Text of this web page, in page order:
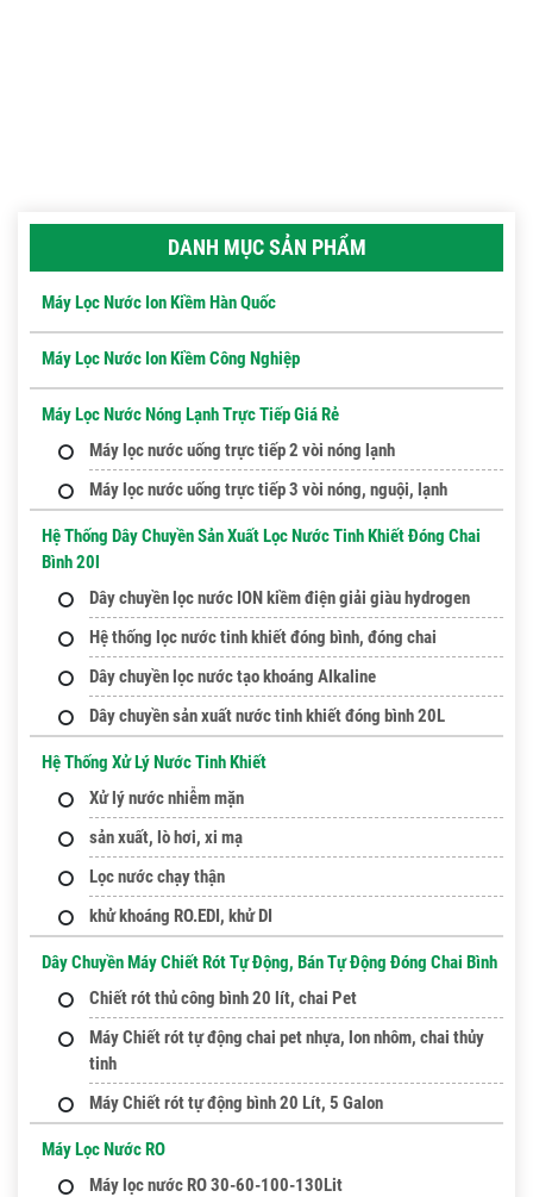
DANH MỤC SẢN PHẨM
Máy Lọc Nước Ion Kiềm Hàn Quốc
Máy Lọc Nước Ion Kiềm Công Nghiệp
Máy Lọc Nước Nóng Lạnh Trực Tiếp Giá Rẻ
Máy lọc nước uống trực tiếp 2 vòi nóng lạnh
Máy lọc nước uống trực tiếp 3 vòi nóng, nguội, lạnh
Hệ Thống Dây Chuyền Sản Xuất Lọc Nước Tinh Khiết Đóng Chai
Bình 20l
Dây chuyền lọc nước ION kiềm điện giải giàu hydrogen
Hệ thống lọc nước tinh khiết đóng bình, đóng chai
Dây chuyền lọc nước tạo khoáng Alkaline
Dây chuyền sản xuất nước tinh khiết đóng bình 20L
Hệ Thống Xử Lý Nước Tinh Khiết
Xử lý nước nhiễm mặn
sản xuất, lò hơi, xi mạ
Lọc nước chạy thận
khử khoáng RO.EDI, khử DI
Dây Chuyền Máy Chiết Rót Tự Động, Bán Tự Động Đóng Chai Bình
Chiết rót thủ công bình 20 lít, chai Pet
Máy Chiết rót tự động chai pet nhựa, lon nhôm, chai thủy
tinh
Máy Chiết rót tự động bình 20 Lít, 5 Galon
Máy Lọc Nước RO
Máy lọc nước RO 30-60-100-130Lit